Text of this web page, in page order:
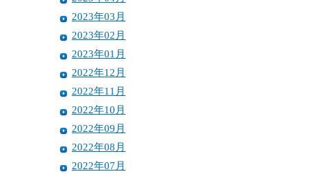
2023年03月
2023年02月
2023年01月
2022年12月
2022年11月
2022年10月
2022年09月
2022年08月
2022年07月